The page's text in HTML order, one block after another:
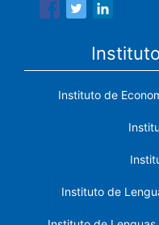
Instituto de
Instituto de